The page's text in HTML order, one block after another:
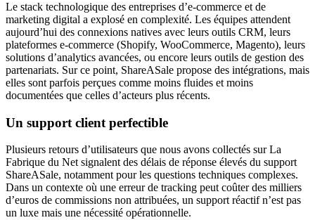
Le stack technologique des entreprises d’e-commerce et de
marketing digital a explosé en complexité. Les équipes attendent
aujourd’hui des connexions natives avec leurs outils CRM, leurs
plateformes e-commerce (Shopify, WooCommerce, Magento), leurs
solutions d’analytics avancées, ou encore leurs outils de gestion des
partenariats. Sur ce point, ShareASale propose des intégrations, mais
elles sont parfois perçues comme moins fluides et moins
documentées que celles d’acteurs plus récents.
Un support client perfectible
Plusieurs retours d’utilisateurs que nous avons collectés sur La
Fabrique du Net signalent des délais de réponse élevés du support
ShareASale, notamment pour les questions techniques complexes.
Dans un contexte où une erreur de tracking peut coûter des milliers
d’euros de commissions non attribuées, un support réactif n’est pas
un luxe mais une nécessité opérationnelle.